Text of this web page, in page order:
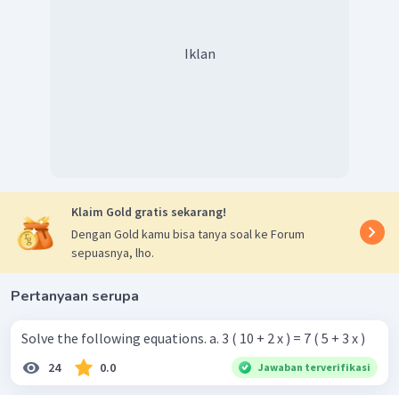
Iklan
Klaim Gold gratis sekarang!
Dengan Gold kamu bisa tanya soal ke Forum
sepuasnya, lho.
Pertanyaan serupa
Solve the following equations. a. 3 ( 10 + 2 x ) = 7 ( 5 + 3 x )
24 0.0 Jawaban terverifikasi